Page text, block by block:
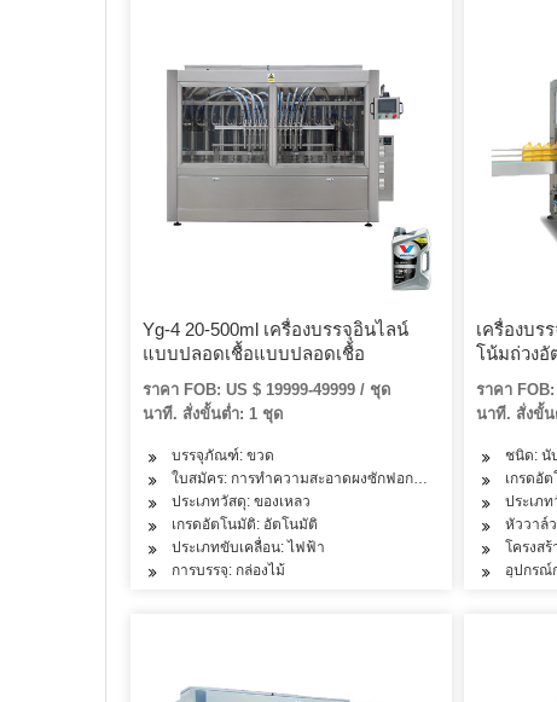
Yg-4 20-500ml เครื่องบรรจุอินไลน์
แบบปลอดเชื้อแบบปลอดเชื้อ
ราคา FOB: US $ 19999-49999 / ชุด
นาที. สั่งขั้นต่ำ: 1 ชุด
บรรจุภัณฑ์: ขวด
ใบสมัคร: การทำความสะอาดผงซักฟอกน้ำมันเครื่องสำอาง
ประเภทวัสดุ: ของเหลว
เกรดอัตโนมัติ: อัตโนมัติ
ประเภทขับเคลื่อน: ไฟฟ้า
การบรรจุ: กล่องไม้
เครื่องบร
โน้มถ่วงอั
ราคา
นาที. สั่งขั้
ชนิด: นั
เกรดอั
ประเภ
หัววาล์
โครงส
อุปกรณ์